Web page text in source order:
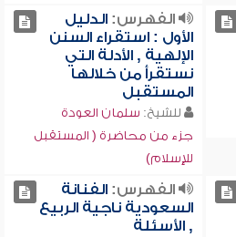
الفهرس:الدليل
الأول : استقراء السنن
الإلهية , الأدلة التي
نستقرأ من خلالها
المستقبل
للشيخ: سلمان العودة
جزء من محاضرة ( المستقبل
للإسلام)
الفهرس:الفنانة
السعودية ناجية الربيع
, الأسئلة